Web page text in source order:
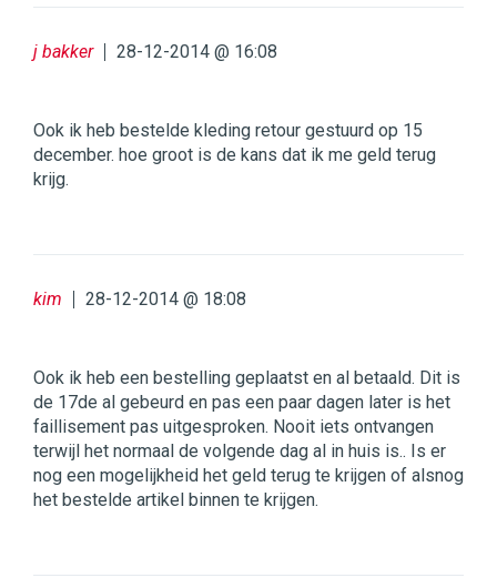
j bakker 28-12-2014 @ 16:08
Ook ik heb bestelde kleding retour gestuurd op 15
december. hoe groot is de kans dat ik me geld terug
krijg.
kim 28-12-2014 @ 18:08
Ook ik heb een bestelling geplaatst en al betaald. Dit is
de 17de al gebeurd en pas een paar dagen later is het
faillisement pas uitgesproken. Nooit iets ontvangen
terwijl het normaal de volgende dag al in huis is.. Is er
nog een mogelijkheid het geld terug te krijgen of alsnog
het bestelde artikel binnen te krijgen.